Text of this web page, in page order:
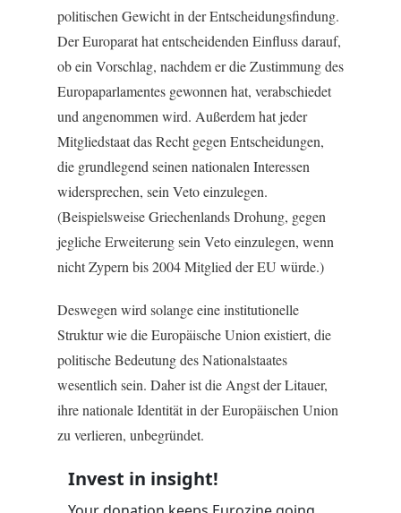
politischen Gewicht in der Entscheidungsfindung.
Der Europarat hat entscheidenden Einfluss darauf,
ob ein Vorschlag, nachdem er die Zustimmung des
Europaparlamentes gewonnen hat, verabschiedet
und angenommen wird. Außerdem hat jeder
Mitgliedstaat das Recht gegen Entscheidungen,
die grundlegend seinen nationalen Interessen
widersprechen, sein Veto einzulegen.
(Beispielsweise Griechenlands Drohung, gegen
jegliche Erweiterung sein Veto einzulegen, wenn
nicht Zypern bis 2004 Mitglied der EU würde.)
Deswegen wird solange eine institutionelle
Struktur wie die Europäische Union existiert, die
politische Bedeutung des Nationalstaates
wesentlich sein. Daher ist die Angst der Litauer,
ihre nationale Identität in der Europäischen Union
zu verlieren, unbegründet.